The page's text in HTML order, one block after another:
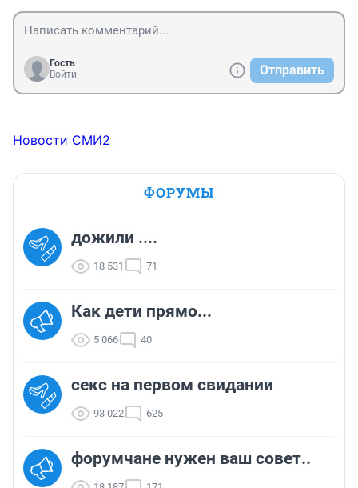
Гость
Войти
Отправить
Новости СМИ2
ФОРУМЫ
дожили ....
18 531 71
Как дети прямо...
5 066 40
секс на первом свидании
93 022 625
форумчане нужен ваш совет..